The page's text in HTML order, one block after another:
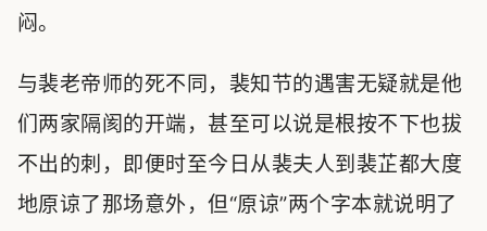
闷。
与裴老帝师的死不同，裴知节的遇害无疑就是他
们两家隔阂的开端，甚至可以说是根按不下也拔
不出的刺，即便时至今日从裴夫人到裴芷都大度
地原谅了那场意外，但“原谅”两个字本就说明了